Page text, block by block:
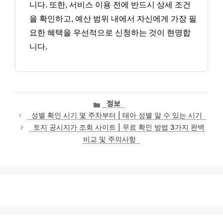
니다. 또한, 서비스 이용 전에 반드시 상세 조건
을 확인하고, 예산 범위 내에서 자신에게 가장 필
요한 혜택을 우선적으로 신청하는 것이 현명합
니다.
카
테
고
리
정보
성별 확인 시기 몇 주차부터 | 태아 성별 알 수 있는 시기
토지 공시지가 조회 사이트 | 무료 확인 방법 3가지 완벽
비교 및 주의사항